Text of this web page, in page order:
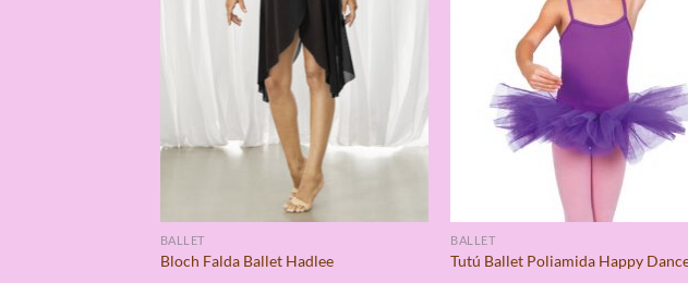
BALLET
Bloch Falda Ballet Hadlee
BALLET
Tutú Ballet Poliamida Happy